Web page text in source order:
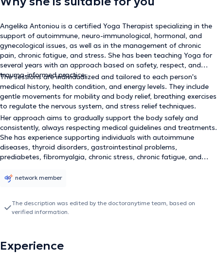
Angelika Antoniou is a certified Yoga Therapist specializing in the
support of autoimmune, neuro-immunological, hormonal, and
gynecological issues, as well as in the management of chronic
pain, chronic fatigue, and stress. She has been teaching Yoga for
several years with an approach based on safety, respect, and
trauma-informed practice.
The sessions are individualized and tailored to each person's
medical history, health condition, and energy levels. They include
gentle movements for mobility and body relief, breathing exercises
to regulate the nervous system, and stress relief techniques.
Her approach aims to gradually support the body safely and
consistently, always respecting medical guidelines and treatments.
She has experience supporting individuals with autoimmune
diseases, thyroid disorders, gastrointestinal problems,
prediabetes, fibromyalgia, chronic stress, chronic fatigue, and
Sessions are provided in both Greek and English.
network member
The description was edited by the doctoranytime team, based on
verified information.
Experience